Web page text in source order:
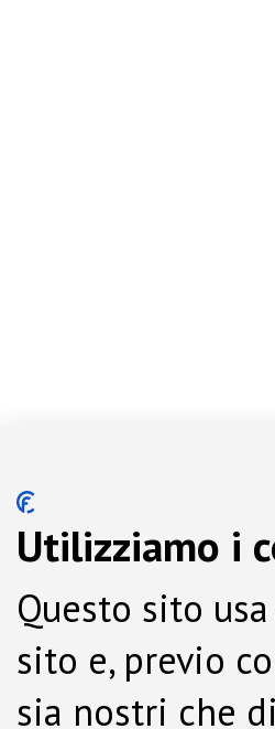
Utilizziamo i
Questo sito
sito e, previo
sia nostri che